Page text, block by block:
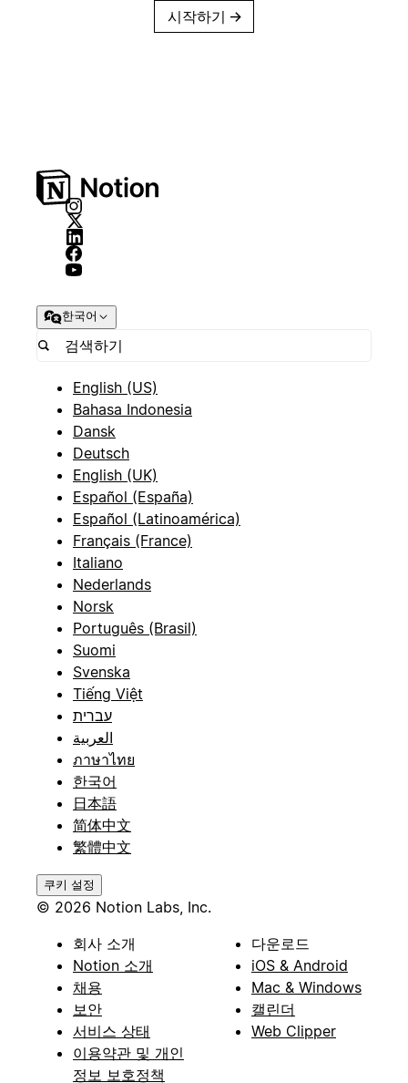
시작하기 →
한국어
English (US)
Bahasa Indonesia
Dansk
Deutsch
English (UK)
Español (España)
Español (Latinoamérica)
Français (France)
Italiano
Nederlands
Norsk
Português (Brasil)
Suomi
Svenska
Tiếng Việt
עברית
العربية
ภาษาไทย
한국어
日本語
简体中文
繁體中文
쿠키 설정
© 2026 Notion Labs, Inc.
회사 소개
Notion 소개
채용
보안
서비스 상태
이용약관 및 개인
정보 보호정책
다운로드
iOS & Android
Mac & Windows
캘린더
Web Clipper